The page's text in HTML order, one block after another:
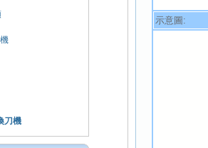
刀機
示意圖: